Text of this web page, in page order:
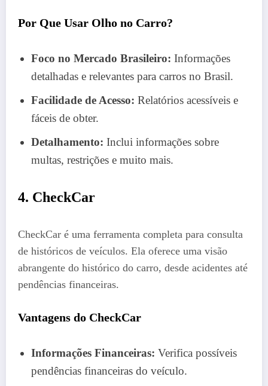
Por Que Usar Olho no Carro?
Foco no Mercado Brasileiro: Informações
detalhadas e relevantes para carros no Brasil.
Facilidade de Acesso: Relatórios acessíveis e
fáceis de obter.
Detalhamento: Inclui informações sobre
multas, restrições e muito mais.
4. CheckCar
CheckCar é uma ferramenta completa para consulta
de históricos de veículos. Ela oferece uma visão
abrangente do histórico do carro, desde acidentes até
pendências financeiras.
Vantagens do CheckCar
Informações Financeiras: Verifica possíveis
pendências financeiras do veículo.